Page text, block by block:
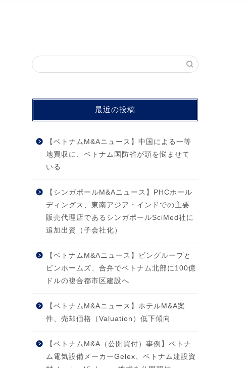
最近の投稿
【ベトナムM&Aニュース】中国による一等
地買収に、ベトナム国防省が頭を悩ませて
いる
【シンガポールM&Aニュース】PHCホール
ディングス、東南アジア・インドでの主要
販売代理店であるシンガポールSciMed社に
追加出資（子会社化）
【ベトナムM&Aニュース】ビングループと
ビンホームズ、合弁でベトナム北部に100億
ドルの複合都市区建設へ
【ベトナムM&Aニュース】ホテルM&A案
件、売却価格（Valuation）低下傾向
【ベトナムM&A（公開買付）事例】ベトナ
ム電気設備メーカーGelex、ベトナム建設資